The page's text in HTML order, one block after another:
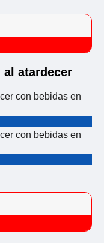
al atardecer
con bebidas en
con bebidas en